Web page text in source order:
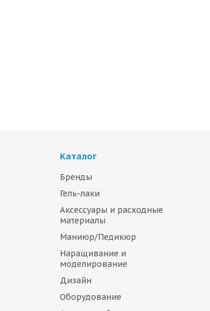
Каталог
Бренды
Гель-лаки
Аксессуары и расходные
материалы
Маниюр/Педикюр
Наращивание и
моделирование
Дизайн
Оборудование